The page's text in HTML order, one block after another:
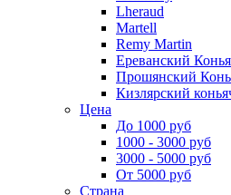
Lheraud
Martell
Remy Martin
Ереванский
Прошянский
Кизлярский
Цена
До 1000 руб
1000 - 3000 руб
3000 - 5000 руб
От 5000 руб
Страна